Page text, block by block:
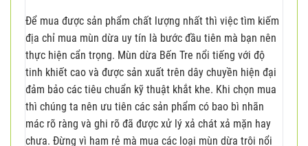
Để mua được sản phẩm chất lượng nhất thì việc tìm kiếm
địa chỉ mua mùn dừa uy tín là bước đầu tiên mà bạn nên
thực hiện cẩn trọng. Mùn dừa Bến Tre nổi tiếng với độ
tinh khiết cao và được sản xuất trên dây chuyền hiện đại
đảm bảo các tiêu chuẩn kỹ thuật khắt khe. Khi chọn mua
thì chúng ta nên ưu tiên các sản phẩm có bao bì nhãn
mác rõ ràng và ghi rõ đã được xử lý xả chát xả mặn hay
chưa. Đừng vì ham rẻ mà mua các loại mùn dừa trôi nổi